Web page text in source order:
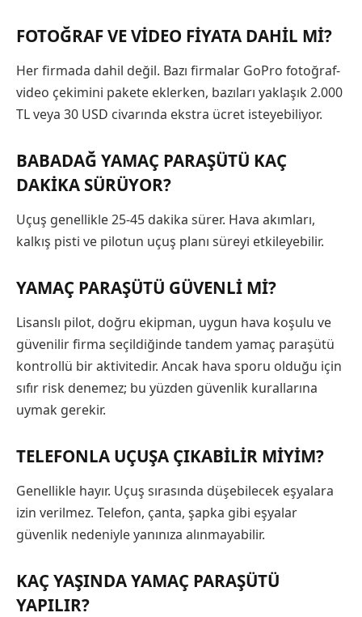
FOTOĞRAF VE VIDEO FIYATA DAHIL MI?
Her firmada dahil değil. Bazı firmalar GoPro fotoğraf-
video çekimini pakete eklerken, bazıları yaklaşık 2.000
TL veya 30 USD civarında ekstra ücret isteyebiliyor.
BABADAĞ YAMAÇ PARAŞÜTÜ KAÇ
DAKIKA SÜRÜYOR?
Uçuş genellikle 25-45 dakika sürer. Hava akımları,
kalkış pisti ve pilotun uçuş planı süreyi etkileyebilir.
YAMAÇ PARAŞÜTÜ GÜVENLI MI?
Lisanslı pilot, doğru ekipman, uygun hava koşulu ve
güvenilir firma seçildiğinde tandem yamaç paraşütü
kontrollü bir aktivitedir. Ancak hava sporu olduğu için
sıfır risk denemez; bu yüzden güvenlik kurallarına
uymak gerekir.
TELEFONLA UÇUŞA ÇIKABILIR MIYIM?
Genellikle hayır. Uçuş sırasında düşebilecek eşyalara
izin verilmez. Telefon, çanta, şapka gibi eşyalar
güvenlik nedeniyle yanınıza alınmayabilir.
KAÇ YAŞINDA YAMAÇ PARAŞÜTÜ
YAPILIR?